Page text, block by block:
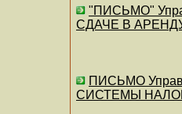
"ПИСЬМО"
СДАЧЕ В
ПИСЬМО
СИСТЕМЫ